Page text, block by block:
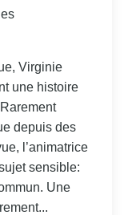
Virginie
une histoire
depuis des
l’animatrice
sensible:
Une